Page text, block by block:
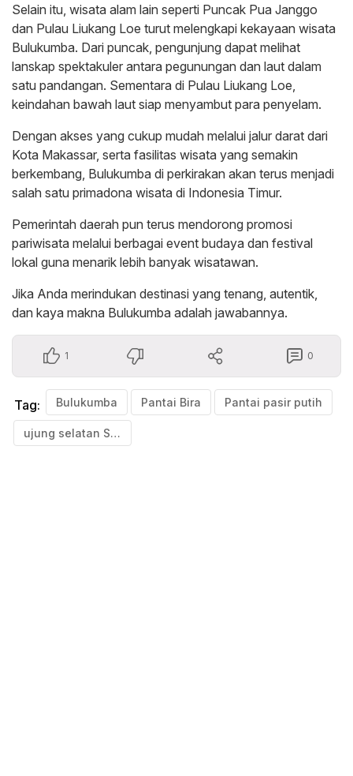
Selain itu, wisata alam lain seperti Puncak Pua Janggo
dan Pulau Liukang Loe turut melengkapi kekayaan wisata
Bulukumba. Dari puncak, pengunjung dapat melihat
lanskap spektakuler antara pegunungan dan laut dalam
satu pandangan. Sementara di Pulau Liukang Loe,
keindahan bawah laut siap menyambut para penyelam.
Dengan akses yang cukup mudah melalui jalur darat dari
Kota Makassar, serta fasilitas wisata yang semakin
berkembang, Bulukumba di perkirakan akan terus menjadi
salah satu primadona wisata di Indonesia Timur.
Pemerintah daerah pun terus mendorong promosi
pariwisata melalui berbagai event budaya dan festival
lokal guna menarik lebih banyak wisatawan.
Jika Anda merindukan destinasi yang tenang, autentik,
dan kaya makna Bulukumba adalah jawabannya.
1 0
Tag: Bulukumba Pantai Bira Pantai pasir putih
ujung selatan Sulawesi